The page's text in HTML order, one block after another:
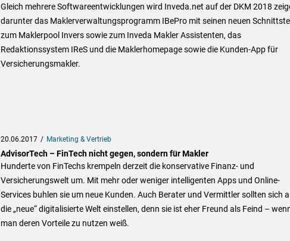
Gleich mehrere Softwareentwicklungen wird Inveda.net auf der DKM 2018
darunter das Maklerverwaltungsprogramm IBePro mit seinen neuen
zum Maklerpool Invers sowie zum Inveda Makler Assistenten, das
Redaktionssystem IReS und die Maklerhomepage sowie die Kunden-App für
Versicherungsmakler.
20.06.2017 Marketing & Vertrieb
AdvisorTech – FinTech nicht gegen, sondern für Makler
Hunderte von FinTechs krempeln derzeit die konservative Finanz- und
Versicherungswelt um. Mit mehr oder weniger intelligenten Apps und Online-
Services buhlen sie um neue Kunden. Auch Berater und Vermittler sollten sich
die „neue“ digitalisierte Welt einstellen, denn sie ist eher Freund als Feind –
man deren Vorteile zu nutzen weiß.